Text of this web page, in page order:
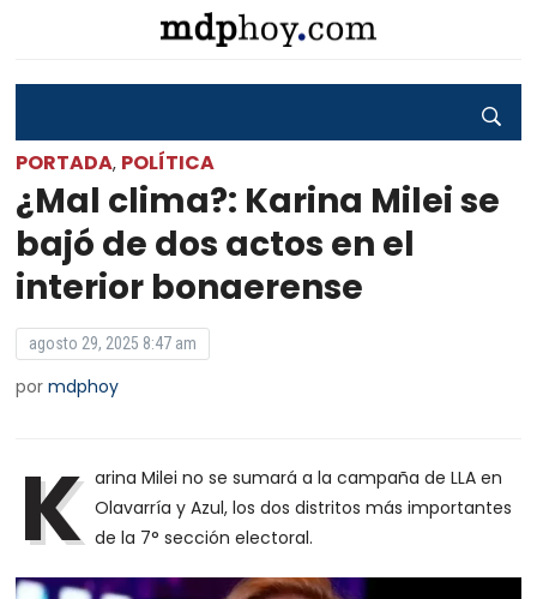
PORTADA, POLÍTICA
¿Mal clima?: Karina Milei se
bajó de dos actos en el
interior bonaerense
agosto 29, 2025 8:47 am
pormdphoy
K arina Milei no se sumará a la campaña de LLA en
Olavarría y Azul, los dos distritos más importantes
de la 7° sección electoral.